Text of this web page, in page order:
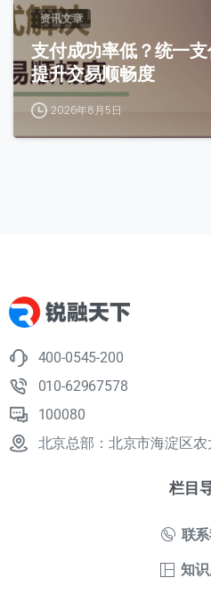
资讯文章
支付成功率低？统一
提升交易顺畅度
2026年8月5日
400-0545-200
010-62967578
100080
北京总部：北京市海淀区
栏目
联
知